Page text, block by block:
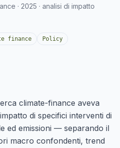
· 2025 · analisi di impatto
finance
Policy
climate-finance aveva
di specifici interventi di
ed emissioni — separando il
macro confondenti, trend